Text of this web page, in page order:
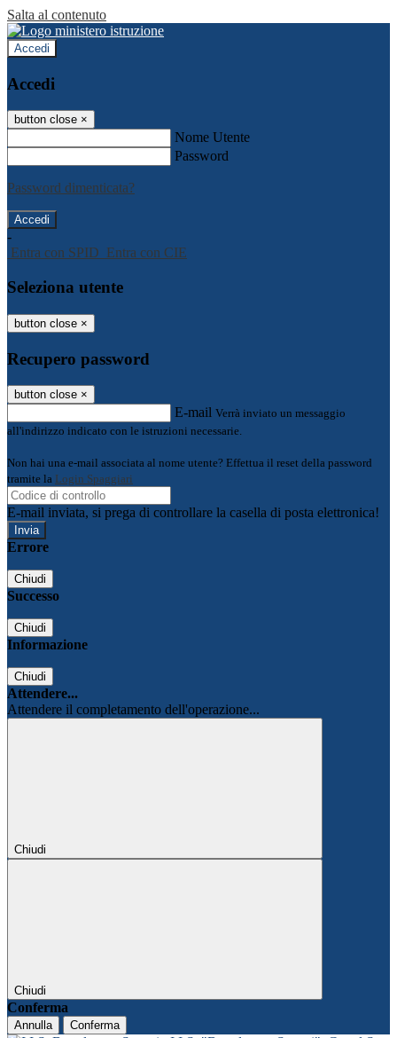
Salta al contenuto
Accedi
Accedi
button close ×
Nome Utente
Password
Password dimenticata?
-
Entra con SPID Entra con CIE
Seleziona utente
button close ×
Recupero password
button close ×
E-mail Verrà inviato un messaggio
all'indirizzo indicato con le istruzioni necessarie.
Non hai una e-mail associata al nome utente? Effettua il reset della password
tramite la Login Spaggiari
E-mail inviata, si prega di controllare la casella di posta elettronica!
Errore
Chiudi
Successo
Chiudi
Informazione
Chiudi
Attendere...
Attendere il completamento dell'operazione...
Chiudi
Chiudi
Conferma
Annulla Conferma